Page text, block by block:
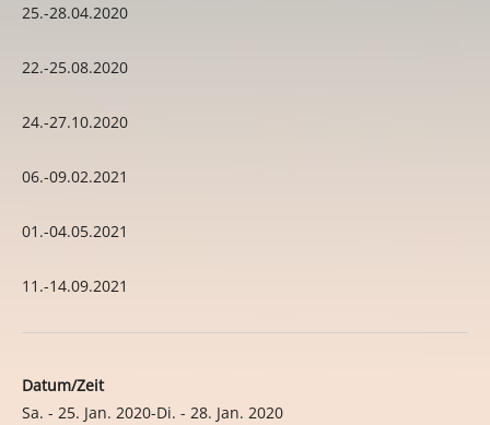
25.-28.04.2020
22.-25.08.2020
24.-27.10.2020
06.-09.02.2021
01.-04.05.2021
11.-14.09.2021
Datum/Zeit
Sa. - 25. Jan. 2020-Di. - 28. Jan. 2020